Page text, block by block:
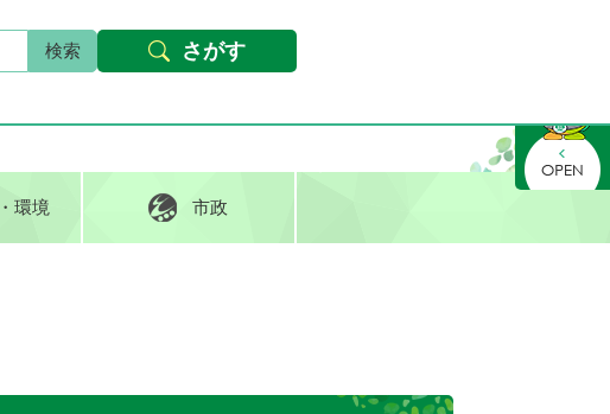
本文へ Foreign languages
・環境 市政
さがす